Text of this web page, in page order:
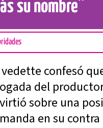
su nombre”
confesó
del
sobre una
en su contra